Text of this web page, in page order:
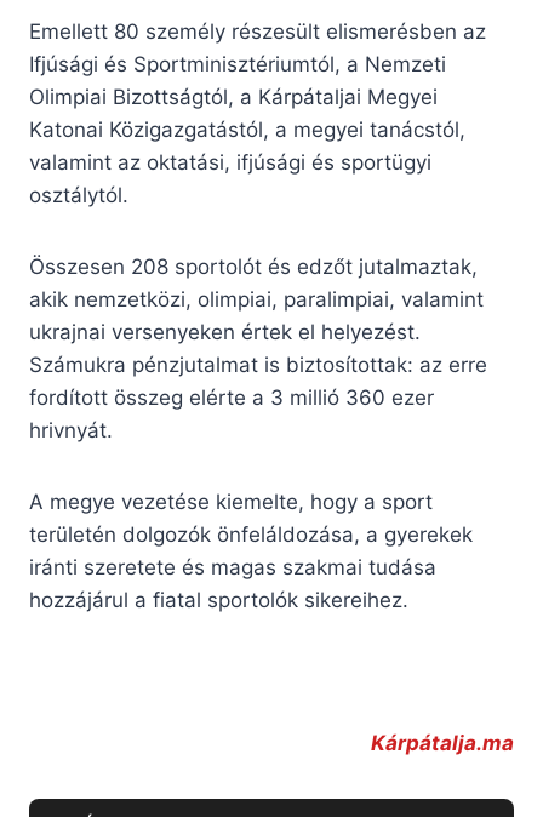
Emellett 80 személy részesült elismerésben az
Ifjúsági és Sportminisztériumtól, a Nemzeti
Olimpiai Bizottságtól, a Kárpátaljai Megyei
Katonai Közigazgatástól, a megyei tanácstól,
valamint az oktatási, ifjúsági és sportügyi
osztálytól.
Összesen 208 sportolót és edzőt jutalmaztak,
akik nemzetközi, olimpiai, paralimpiai, valamint
ukrajnai versenyeken értek el helyezést.
Számukra pénzjutalmat is biztosítottak: az erre
fordított összeg elérte a 3 millió 360 ezer
hrivnyát.
A megye vezetése kiemelte, hogy a sport
területén dolgozók önfeláldozása, a gyerekek
iránti szeretete és magas szakmai tudása
hozzájárul a fiatal sportolók sikereihez.
Kárpátalja.ma